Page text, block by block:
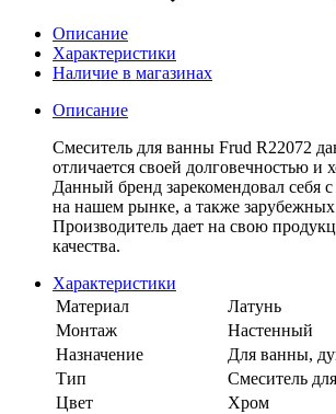
Описание
Характеристики
Наличие в магазинах
Описание
Смеситель для ванны Frud R22072
отличается своей долговечностью и
Данный бренд зарекомендовал себя
на нашем рынке, а также
Производитель дает на свою
качества.
Характеристики
Материал
Латунь
Монтаж
Настенный
Назначение
Для ванны,
Тип
Смеситель
Цвет
Хром